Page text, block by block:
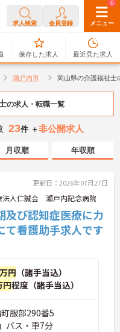
求人検索 会員登録 メニュー
0
保存した求人
0
最近見た求人
瀬戸内市 岡山県の介護福祉士
の求人・転職一覧
23件 ＋非公開求人
月収順 年収順
更新日：2026年07月27日
法人仁誠会 瀬戸内記念病院
及び認知症医療に力
て看護助手求人です
円 （諸手当込）
円程度（諸手当込）
服部290番5
バス・車7分